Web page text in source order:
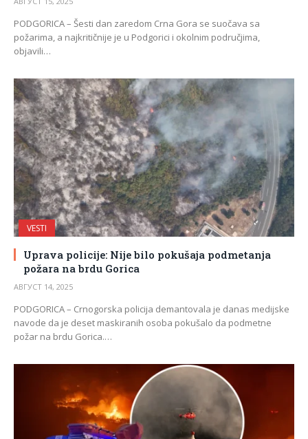
PODGORICA – Šesti dan zaredom Crna Gora se suočava sa
požarima, a najkritičnije je u Podgorici i okolnim područjima,
objavili…
VESTI
Uprava policije: Nije bilo pokušaja podmetanja
požara na brdu Gorica
АВГУСТ 14, 2025
PODGORICA – Crnogorska policija demantovala je danas medijske
navode da je deset maskiranih osoba pokušalo da podmetne
požar na brdu Gorica.…